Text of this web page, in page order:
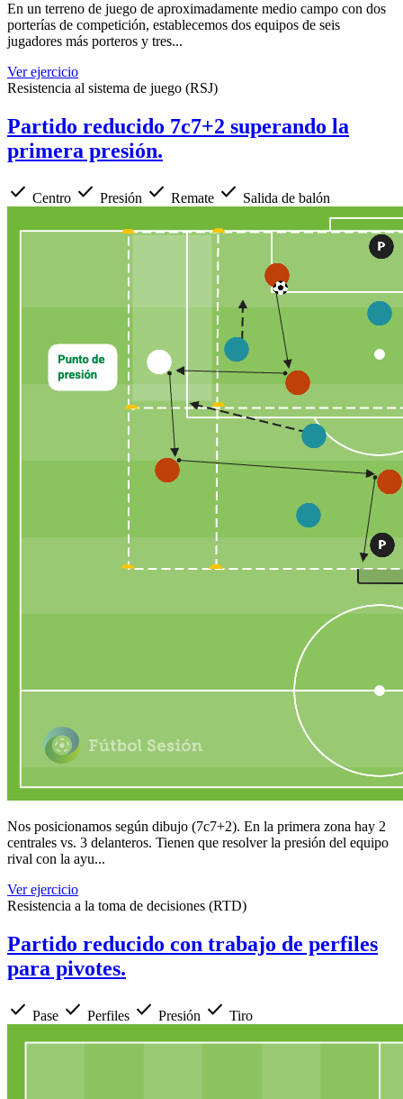
En un terreno de juego de aproximadamente medio campo con dos
porterías de competición, establecemos dos equipos de seis
jugadores más porteros y tres...
Ver ejercicio
Resistencia al sistema de juego (RSJ)
Partido reducido 7c7+2 superando la
primera presión.
check Centro check Presión check Remate check Salida de balón
Nos posicionamos según dibujo (7c7+2). En la primera zona hay 2
centrales vs. 3 delanteros. Tienen que resolver la presión del equipo
rival con la ayu...
Ver ejercicio
Resistencia a la toma de decisiones (RTD)
Partido reducido con trabajo de perfiles
para pivotes.
check Pase check Perfiles check Presión check Tiro